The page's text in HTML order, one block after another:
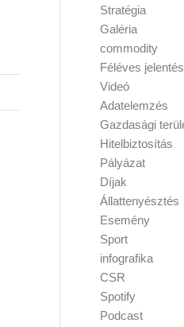
Stratégia
Galéria
commodity
Féléves jelentés
Videó
Adatelemzés
Gazdasági
Hitelbiztosítás
Pályázat
Díjak
Állattenyésztés
Esemény
Sport
infografika
CSR
Spotify
Podcast